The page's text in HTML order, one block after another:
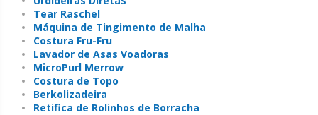
Tear Raschel
Máquina de Tingimento de Malha
Costura Fru-Fru
Lavador de Asas Voadoras
MicroPurl Merrow
Costura de Topo
Berkolizadeira
Retifica de Rolinhos de Borracha